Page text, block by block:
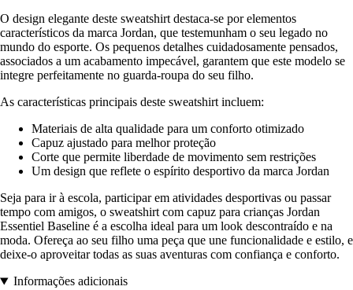
O design elegante deste sweatshirt destaca-se por elementos
característicos da marca Jordan, que testemunham o seu legado no
mundo do esporte. Os pequenos detalhes cuidadosamente pensados,
associados a um acabamento impecável, garantem que este modelo se
integre perfeitamente no guarda-roupa do seu filho.
As características principais deste sweatshirt incluem:
Materiais de alta qualidade para um conforto otimizado
Capuz ajustado para melhor proteção
Corte que permite liberdade de movimento sem restrições
Um design que reflete o espírito desportivo da marca Jordan
Seja para ir à escola, participar em atividades desportivas ou passar
tempo com amigos, o sweatshirt com capuz para crianças Jordan
Essentiel Baseline é a escolha ideal para um look descontraído e na
moda. Ofereça ao seu filho uma peça que une funcionalidade e estilo, e
deixe-o aproveitar todas as suas aventuras com confiança e conforto.
Informações adicionais